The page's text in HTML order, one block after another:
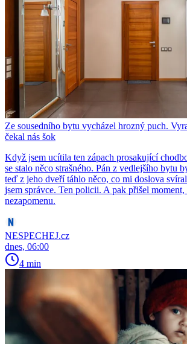
Ze sousedního bytu vycházel hrozný puch.
čekal nás šok
Když jsem ucítila ten zápach prosakující
se stalo něco strašného. Pán z vedlejšího bytu
teď z jeho dveří táhlo něco, co mi doslova
jsem správce. Ten policii. A pak přišel
nezapomenu.
NESPECHEJ.cz
dnes, 06:00
4 min